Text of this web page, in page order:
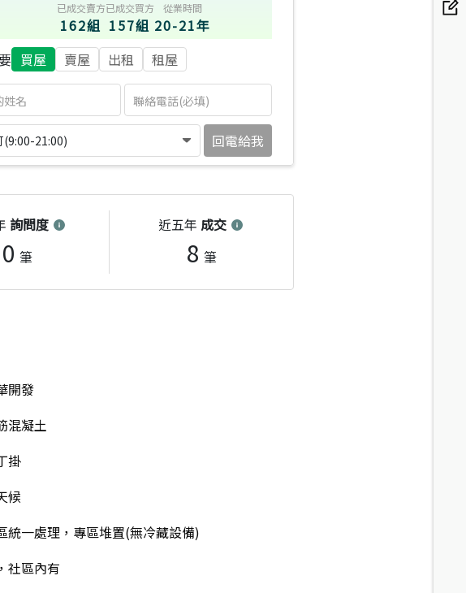
已成交賣方
162組
已成交買方
157組
從業時間
20-21年
買屋 賣屋 出租 租屋
(9:00-21:00) 回電給我
詢問度
0 筆
近五年 成交
8 筆
開發
混凝土
掛
候
統一處理，專區堆置(無冷藏設備)
社區內有